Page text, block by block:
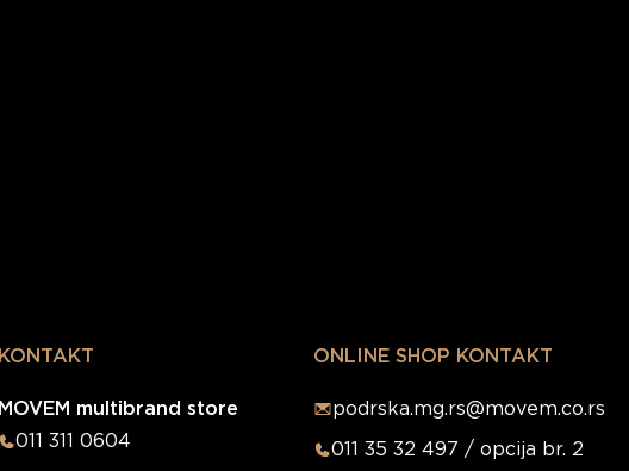
KONTAKT
MOVEM multibrand store
011 311 0604
ONLINE SHOP KONTAKT
podrska.mg.rs@movem.co.rs
011 35 32 497 / opcija br. 2